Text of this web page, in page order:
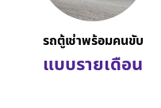
รถตู้เช่าพร้อมคนขับ
แบบรายเดือน